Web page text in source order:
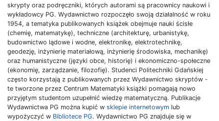
skrypty oraz podręczniki, których autorami są pracownicy naukowi i
wykładowcy PG. Wydawnictwo rozpoczęło swoją działalność w roku
1954, a tematyka publikowanych książek obejmuje nauki ścisłe
(chemię, matematykę), techniczne (architekturę, urbanistykę,
budownictwo lądowe i wodne, elektronikę, elektrotechnikę,
geodezję, inżynierię materiałową, inżynierię środowiska, mechanikę)
oraz humanistyczne (języki obce, historię) i ekonomiczno-społeczne
(ekonomię, zarządzanie, filozofię). Studenci Politechniki Gdańskiej
często korzystają z publikowanych przez Wydawnictwo skryptów -
te tworzone przez Centrum Matematyki książki pomagają nowo
przyjętym studentom uzupełnić wiedzę matematyczną. Publikacje
Wydawnictwa PG można kupić w sklepie internetowym lub
wypożyczyć w Bibliotece PG. Wydawnictwo PG znajduje się w